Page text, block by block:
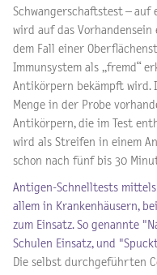
Schwangerschaftstest – auf
wird auf das
dem Fall einer
Immunsystem als „fremd“
Antikörpern bekämpft wird.
Menge in der Probe
Antikörpern, die im Test
wird als Streifen in einem
schon nach fünf bis 30
Antigen-Schnelltests
allem in Krankenhäusern,
zum Einsatz. So genannte
Schulen Einsatz, und
Die selbst durchgeführten